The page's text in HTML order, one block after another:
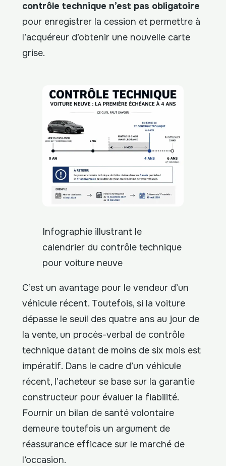
contrôle technique n’est pas obligatoire
pour enregistrer la cession et permettre à
l’acquéreur d’obtenir une nouvelle carte
grise.
Infographie illustrant le
calendrier du contrôle technique
pour voiture neuve
C’est un avantage pour le vendeur d’un
véhicule récent. Toutefois, si la voiture
dépasse le seuil des quatre ans au jour de
la vente, un procès-verbal de contrôle
technique datant de moins de six mois est
impératif. Dans le cadre d’un véhicule
récent, l’acheteur se base sur la garantie
constructeur pour évaluer la fiabilité.
Fournir un bilan de santé volontaire
demeure toutefois un argument de
réassurance efficace sur le marché de
l’occasion.